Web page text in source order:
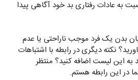
به عادات رفتاری بد خود آگاهی پیدا
بدن یک فرد موجب ناراحتی یا عدم
نکته دیگری در رابطه با اشتباهات
این لیست اضافه کنید؟ منتظر
در این رابطه هستم.